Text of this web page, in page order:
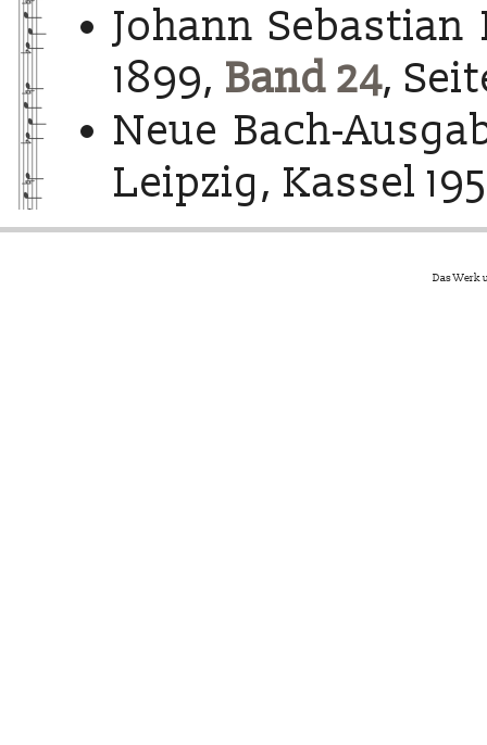
Johann Sebastian
1899, Band 24,
Neue Bach-
Leipzig, Kassel
Das Werk